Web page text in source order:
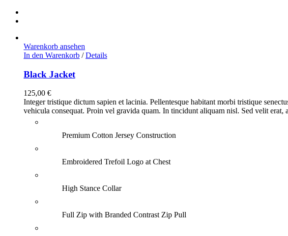
Warenkorb ansehen
In den Warenkorb / Details
Black Jacket
125,00 €
Integer tristique dictum sapien et lacinia. Pellentesque habitant morbi tristique
vehicula consequat. Proin vel gravida quam. In tincidunt aliquam nisl. Sed velit erat,
Premium Cotton Jersey Construction
Embroidered Trefoil Logo at Chest
High Stance Collar
Full Zip with Branded Contrast Zip Pull